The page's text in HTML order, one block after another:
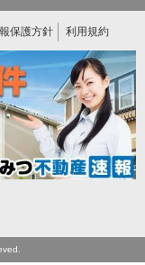
保護方針 利用規約